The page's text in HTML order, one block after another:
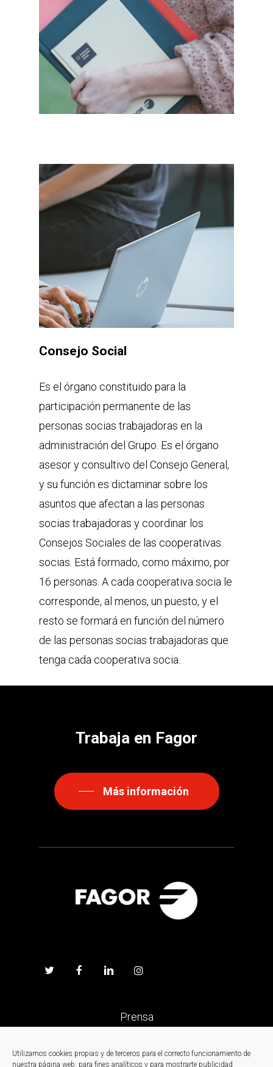
Utilizamos cookies propias y de terceros para el correcto funcionamiento de
nuestra página web, para fines analíticos y para mostrarte publicidad
Consejo Social
Es el órgano constituido para la
participación permanente de las
personas socias trabajadoras en la
administración del Grupo. Es el órgano
asesor y consultivo del Consejo General,
y su función es dictaminar sobre los
asuntos que afectan a las personas
socias trabajadoras y coordinar los
Consejos Sociales de las cooperativas
socias. Está formado, como máximo, por
16 personas. A cada cooperativa socia le
corresponde, al menos, un puesto, y el
resto se formará en función del número
de las personas socias trabajadoras que
tenga cada cooperativa socia.
Trabaja en Fagor
Más información
Prensa
Trabaja en Fagor